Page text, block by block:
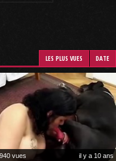
LES PLUS VUES DATE
vues
il y a 10 ans